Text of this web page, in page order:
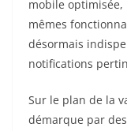
mobile optimisée,
mêmes
désormais
notifications
Sur le plan de la
démarque par des